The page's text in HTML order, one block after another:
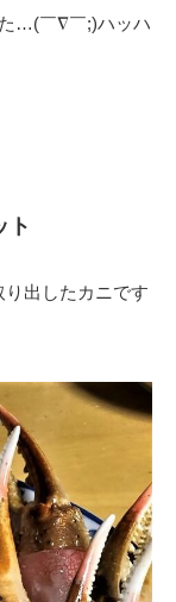
…(￣∇￣;)ハッハ
ト
出したカニです